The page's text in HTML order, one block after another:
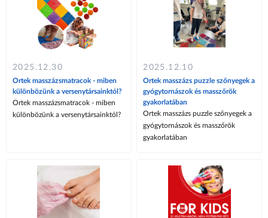
2025.12.30
Ortek masszázsmatracok - miben
különbözünk a versenytársainktól?
Ortek masszázsmatracok - miben
különbözünk a versenytársainktól?
2025.12.10
Ortek masszázs puzzle szőnyegek a
gyógytornászok és masszőrök
gyakorlatában
Ortek masszázs puzzle szőnyegek a
gyógytornászok és masszőrök
gyakorlatában